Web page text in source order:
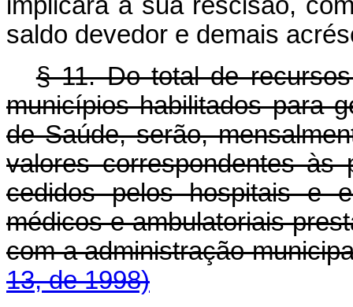
implicará a sua rescisão,
saldo devedor e demais
§ 11. Do total de
municípios habilitados para
de Saúde, serão,
valores correspondentes
cedidos pelos hospitais e
médicos e ambulatoriais
com a administração
13, de 1998)